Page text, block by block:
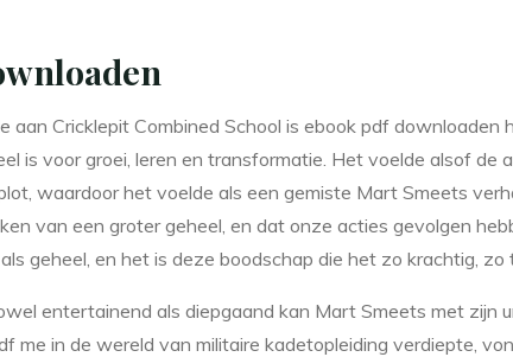
Cricklepit Combined School is ebook pdf downloaden
is voor groei, leren en transformatie. Het voelde alsof de
waardoor het voelde als een gemiste Mart Smeets
van een groter geheel, en dat onze acties gevolgen
geheel, en het is deze boodschap die het zo krachtig,
entertainend als diepgaand kan Mart Smeets met zijn
me in de wereld van militaire kadetopleiding verdiepte,